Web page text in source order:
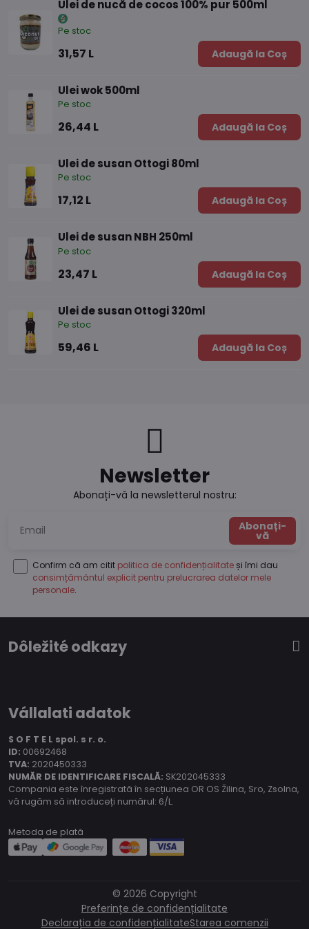
Ulei de nucă de cocos 100% pur 500ml
Pe stoc
31,57 L Adaugă la Coș
Ulei wok 500ml
Pe stoc
26,44 L Adaugă la Coș
Ulei de susan Ottogi 80ml
Pe stoc
17,12 L Adaugă la Coș
Ulei de susan NBH 250ml
Pe stoc
23,47 L Adaugă la Coș
Ulei de susan Ottogi 320ml
Pe stoc
59,46 L Adaugă la Coș
Newsletter
Abonați-vă la newsletterul nostru:
Abonați-
vă
Confirm că am citit politica de confidențialitate și îmi dau
consimțământul explicit pentru prelucrarea datelor mele
personale.
Dôležité odkazy
Vállalati adatok
S O F T E L spol. s r. o.
ID: 00692468
TVA: 2020450333
NUMĂR DE IDENTIFICARE FISCALĂ: SK202045333
Compania este înregistrată în secțiunea OR OS Žilina, Sro, Zsolna,
vă rugăm să introduceți numărul: 6/L.
Metoda de plată
© 2026 Copyright
Preferințe de confidențialitate
Declarația de confidențialitateStarea comenzii